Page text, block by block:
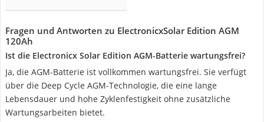
Fragen und Antworten zu ElectronicxSolar Edition AGM
120Ah
Ist die Electronicx Solar Edition AGM-Batterie wartungsfrei?
Ja, die AGM-Batterie ist vollkommen wartungsfrei. Sie verfügt
über die Deep Cycle AGM-Technologie, die eine lange
Lebensdauer und hohe Zyklenfestigkeit ohne zusätzliche
Wartungsarbeiten bietet.